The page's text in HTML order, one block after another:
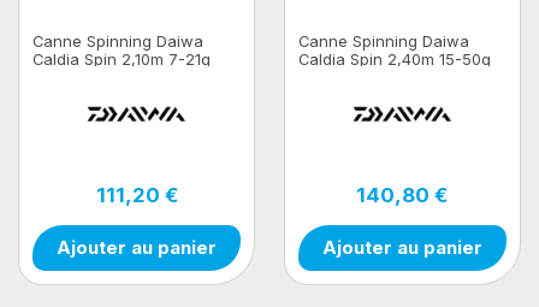
Canne Spinning Daiwa
Caldia Spin 2,10m 7-21g
111,20 €
Ajouter au panier
Canne Spinning Daiwa
Caldia Spin 2,40m 15-50g
140,80 €
Ajouter au panier